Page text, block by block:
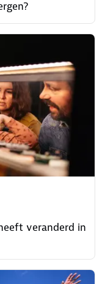
veranderd in